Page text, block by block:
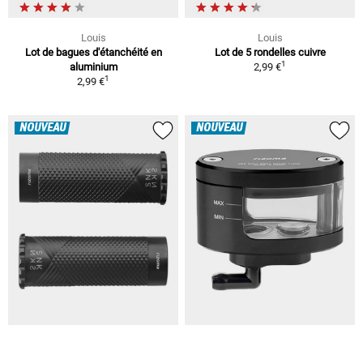
Louis
Lot de bagues d'étanchéité en
aluminium
2,99 €1
Louis
Lot de 5 rondelles cuivre
2,99 €1
NOUVEAU NOUVEAU